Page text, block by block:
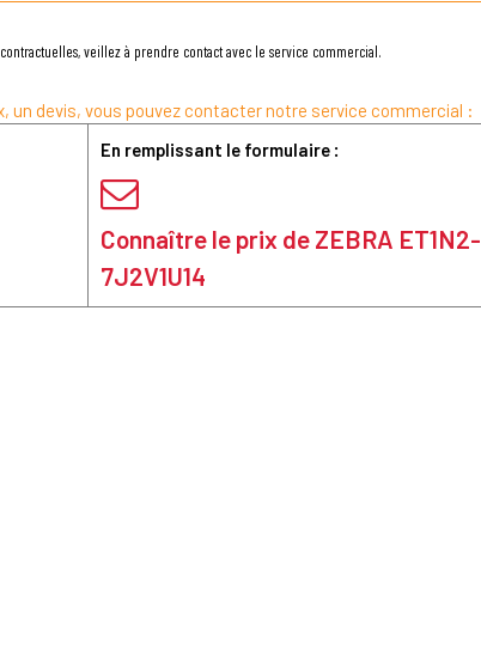
veillez à prendre contact avec le service commercial.
un devis, vous pouvez contacter notre service commercial :
En remplissant le formulaire :
Connaître le prix de ZEBRA ET1N2-
7J2V1U14